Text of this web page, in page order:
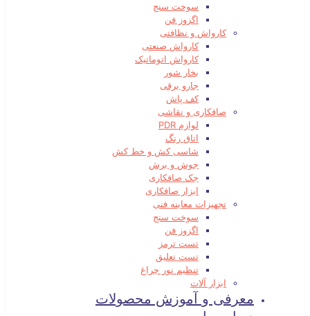
سوخت سنج
اگزوز فن
کارواش و نظافتی
کارواش صنعتی
کارواش اتوماتیک
بخار شور
جارو برقی
کف پاش
صافکاری و نقاشی
لوازم PDR
اتاق رنگ
شاسی کش و خط کش
جوش و برش
جک صافکاری
ابزار صافکاری
تجهیزات معاینه فنی
سوخت سنج
اگزوز فن
تست ترمز
تست تعلیق
تنظیم نور چراغ
ابزار آلات
معرفی و آموزش محصولات